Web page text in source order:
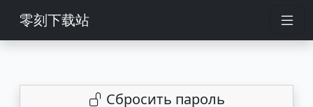
零刻下载站
Сбросить пароль